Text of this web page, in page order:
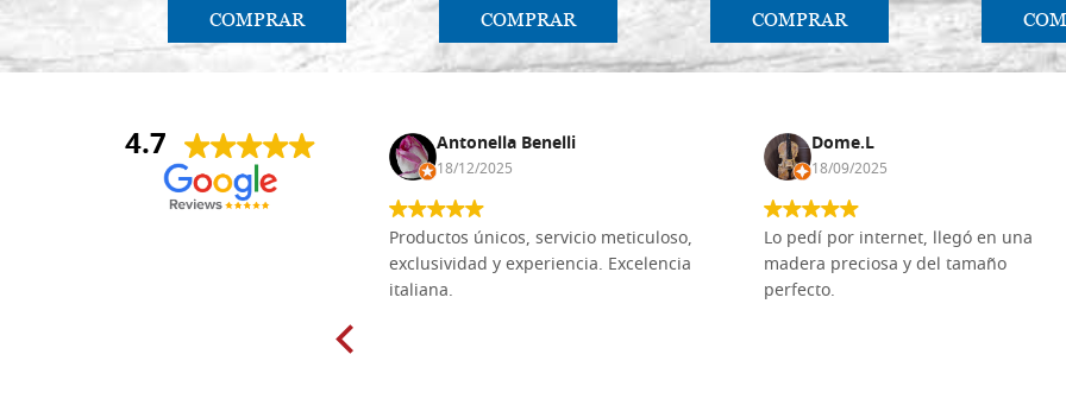
COMPRAR COMPRAR COMPRAR
4.7
Anna Maria Negri Antonella Benelli
18/12/2025
Productos únicos, servicio meticuloso,
exclusividad y experiencia. Excelencia
italiana.
Dome.L
18/09/2025
Lo pedí por internet, llegó en una
madera preciosa y del tamaño
perfecto.